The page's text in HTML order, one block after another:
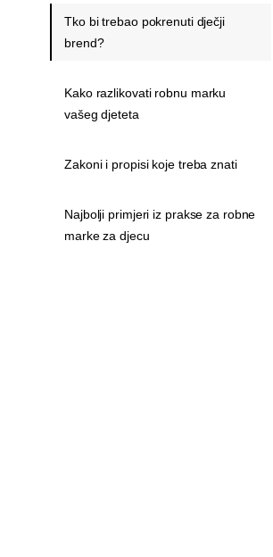
Tko bi trebao pokrenuti dječji
brend?
Kako razlikovati robnu marku
vašeg djeteta
Zakoni i propisi koje treba znati
Najbolji primjeri iz prakse za robne
marke za djecu